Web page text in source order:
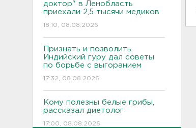
доктор" в Ленобласть
приехали 2,5 тысячи медиков
18:10, 08.08.2026
Признать и позволить.
Индийский гуру дал советы
по борьбе с выгоранием
17:32, 08.08.2026
Кому полезны белые грибы,
рассказал диетолог
17:00, 08.08.2026